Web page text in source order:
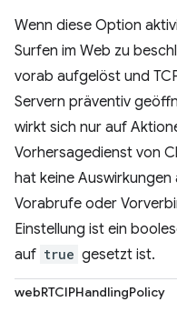
Wenn diese Option
Surfen im Web zu
vorab aufgelöst und
Servern präventiv
wirkt sich nur auf
Vorhersagedienst von
hat keine
Vorabrufe oder
Einstellung ist ein
auf true gesetzt ist.
webRTCIPHandlingPolicy